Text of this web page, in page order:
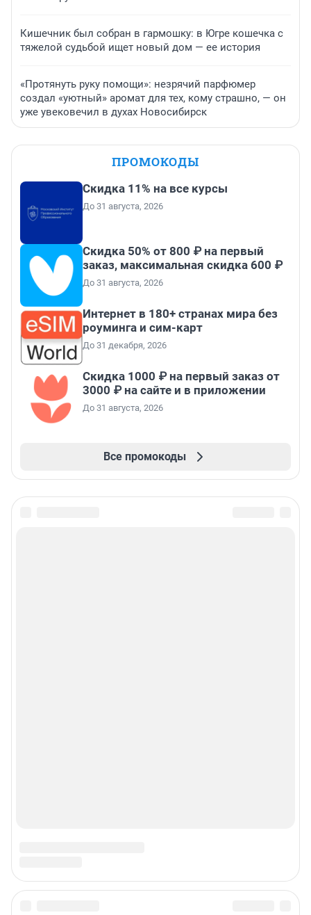
Кишечник был собран в гармошку: в Югре кошечка с
тяжелой судьбой ищет новый дом — ее история
«Протянуть руку помощи»: незрячий парфюмер
создал «уютный» аромат для тех, кому страшно, — он
уже увековечил в духах Новосибирск
ПРОМОКОДЫ
Скидка 11% на все курсы
До 31 августа, 2026
Скидка 50% от 800 ₽ на первый
заказ, максимальная скидка 600 ₽
До 31 августа, 2026
Интернет в 180+ странах мира без
роуминга и сим-карт
До 31 декабря, 2026
Скидка 1000 ₽ на первый заказ от
3000 ₽ на сайте и в приложении
До 31 августа, 2026
Все промокоды